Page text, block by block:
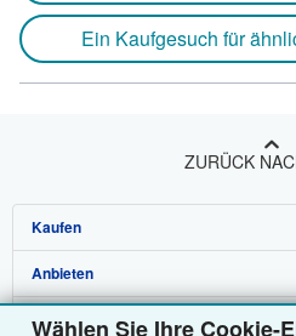
Wählen Sie Ihre Cookie-
Ein Kaufgesuch für
ZURÜCK
Kaufen
Detailsuche
Sammlungen
Anbieten
Verkäufer werden
Über uns